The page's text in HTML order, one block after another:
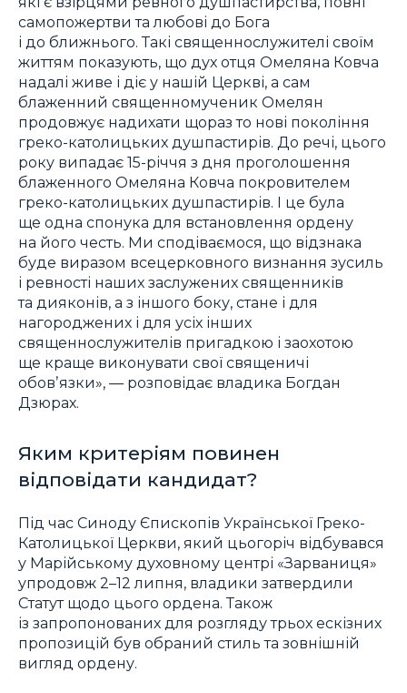
самопожертви та любові до Бога
і до ближнього. Такі священнослужителі своїм
життям показують, що дух отця Омеляна Ковча
надалі живе і діє у нашій Церкві, а сам
блаженний священномученик Омелян
продовжує надихати щораз то нові покоління
греко-католицьких душпастирів. До речі, цього
року випадає 15-річчя з дня проголошення
блаженного Омеляна Ковча покровителем
греко-католицьких душпастирів. І це була
ще одна спонука для встановлення ордену
на його честь. Ми сподіваємося, що відзнака
буде виразом всецерковного визнання зусиль
і ревності наших заслужених священників
та дияконів, а з іншого боку, стане і для
нагороджених і для усіх інших
священнослужителів пригадкою і заохотою
ще краще виконувати свої священичі
обовʼязки», — розповідає владика Богдан
Дзюрах.
Яким критеріям повинен
відповідати кандидат?
Під час Синоду Єпископів Української Греко-
Католицької Церкви, який цьогоріч відбувався
у Марійському духовному центрі «Зарваниця»
упродовж 2–12 липня, владики затвердили
Статут щодо цього ордена. Також
із запропонованих для розгляду трьох ескізних
пропозицій був обраний стиль та зовнішній
вигляд ордену.